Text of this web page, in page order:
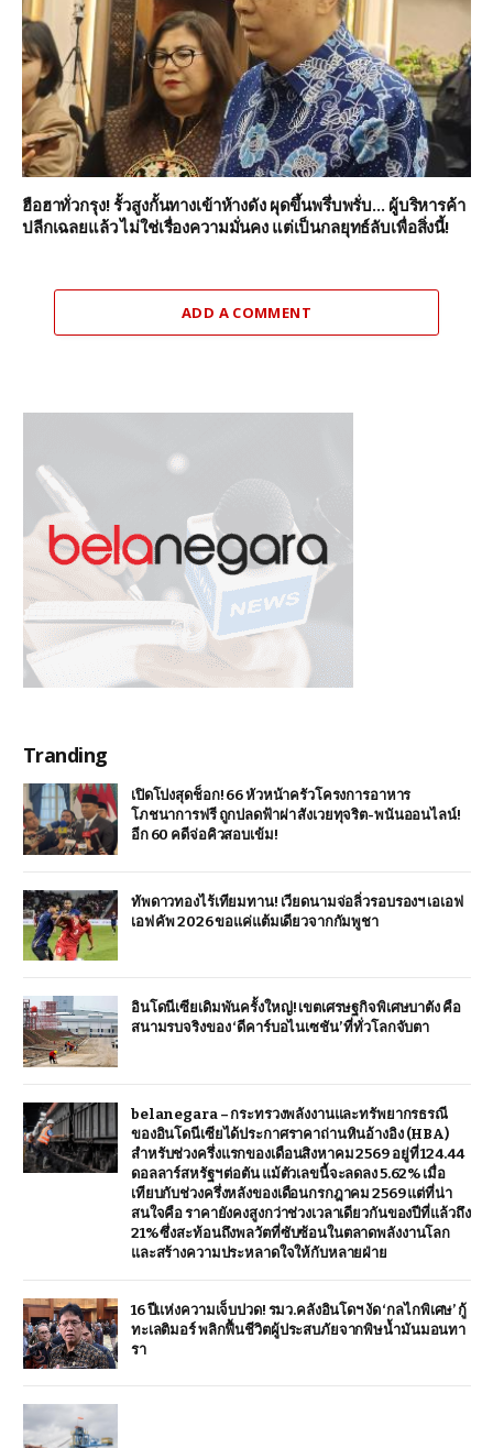
ฮือฮาทั่วกรุง! รั้วสูงกั้นทางเข้าห้างดัง ผุดขึ้นพรึ่บพรั่บ… ผู้บริหารค้า
ปลีกเฉลยแล้ว ไม่ใช่เรื่องความมั่นคง แต่เป็นกลยุทธ์ลับเพื่อสิ่งนี้!
ADD A COMMENT
Tranding
เปิดโปงสุดช็อก! 66 หัวหน้าครัวโครงการอาหาร
โภชนาการฟรี ถูกปลดฟ้าผ่า สังเวยทุจริต-พนันออนไลน์!
อีก 60 คดีจ่อคิวสอบเข้ม!
ทัพดาวทองไร้เทียมทาน! เวียดนามจ่อลิ่วรอบรองฯ เอเอฟ
เอฟ คัพ 2026 ขอแค่แต้มเดียวจากกัมพูชา
อินโดนีเซียเดิมพันครั้งใหญ่! เขตเศรษฐกิจพิเศษบาตัง คือ
สนามรบจริงของ ‘ดีคาร์บอไนเซชัน’ ที่ทั่วโลกจับตา
belanegara – กระทรวงพลังงานและทรัพยากรธรณี
ของอินโดนีเซียได้ประกาศราคาถ่านหินอ้างอิง (HBA)
สำหรับช่วงครึ่งแรกของเดือนสิงหาคม 2569 อยู่ที่ 124.44
ดอลลาร์สหรัฐฯ ต่อตัน แม้ตัวเลขนี้จะลดลง 5.62% เมื่อ
เทียบกับช่วงครึ่งหลังของเดือนกรกฎาคม 2569 แต่ที่น่า
สนใจคือ ราคายังคงสูงกว่าช่วงเวลาเดียวกันของปีที่แล้วถึง
21% ซึ่งสะท้อนถึงพลวัตที่ซับซ้อนในตลาดพลังงานโลก
และสร้างความประหลาดใจให้กับหลายฝ่าย
16 ปีแห่งความเจ็บปวด! รมว.คลังอินโดฯ งัด ‘กลไกพิเศษ’ กู้
ทะเลติมอร์ พลิกฟื้นชีวิตผู้ประสบภัยจากพิษน้ำมันมอนทา
รา